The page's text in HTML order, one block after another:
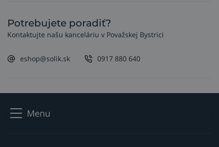
Potrebujete poradiť?
Kontaktujte našu kanceláriu v Považskej Bystrici
eshop@solik.sk 0917 880 640
Menu